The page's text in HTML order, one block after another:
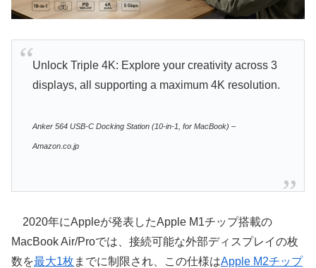
Unlock Triple 4K: Explore your creativity across 3
displays, all supporting a maximum 4K resolution.
Anker 564 USB-C Docking Station (10-in-1, for MacBook) –
Amazon.co.jp
2020年にAppleが発表したApple M1チップ搭載の
MacBook Air/Proでは、接続可能な外部ディスプレイの枚
数を最大1枚 までに制限され、この仕様はApple M2チップ